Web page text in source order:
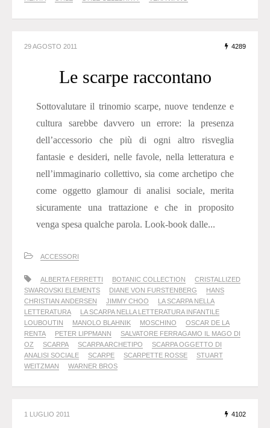
29 AGOSTO 2011 4289
Le scarpe raccontano
Sottovalutare il trinomio scarpe, nuove tendenze e
cultura sarebbe davvero un errore: la presenza
dell’accessorio che più di ogni altro risveglia
fantasie e desideri, nelle favole, nella letteratura e
nell’immaginario collettivo, sia come archetipo che
come oggetto glamour di analisi sociale, merita
sicuramente una trattazione e che in proposito
venga spesa qualche parola. Look-book dalle...
ACCESSORI
ALBERTA FERRETTI BOTANIC COLLECTION
CRISTALLIZED
SWAROVSKI ELEMENTS
DIANE VON FURSTENBERG
HANS
CHRISTIAN ANDERSEN
JIMMY CHOO
LA SCARPA NELLA
LETTERATURA
LA SCARPA NELLA LETTERATURA INFANTILE
LOUBOUTIN
MANOLO BLAHNIK MOSCHINO
OSCAR DE LA
RENTA
PETER LIPPMANN
SALVATORE FERRAGAMO IL MAGO DI
OZ
SCARPA SCARPA ARCHETIPO
SCARPA OGGETTO DI
ANALISI SOCIALE
SCARPE SCARPETTE ROSSE
STUART
WEITZMAN
WARNER BROS
1 LUGLIO 2011 4102